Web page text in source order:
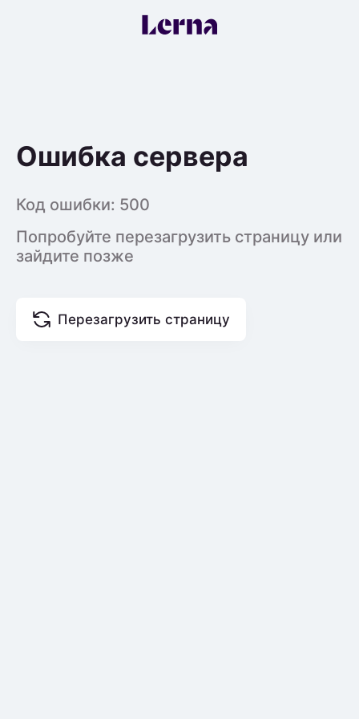
Ошибка сервера
Код ошибки: 500
Попробуйте перезагрузить страницу или
зайдите позже
Перезагрузить страницу